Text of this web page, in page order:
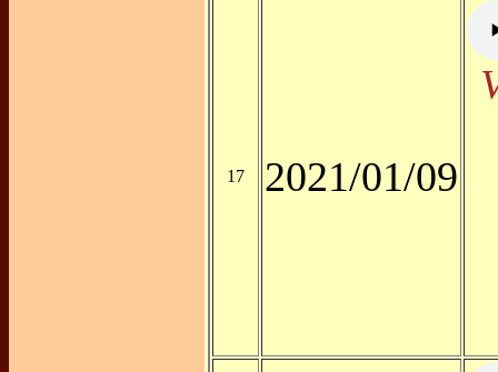
17 2021/01/09